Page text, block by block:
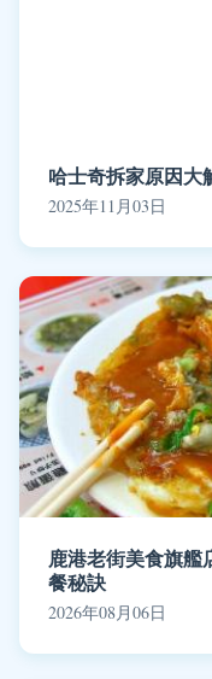
哈士奇拆家原因大
2025年11月03日
鹿港老街美食旗艦
餐秘訣
2026年08月06日